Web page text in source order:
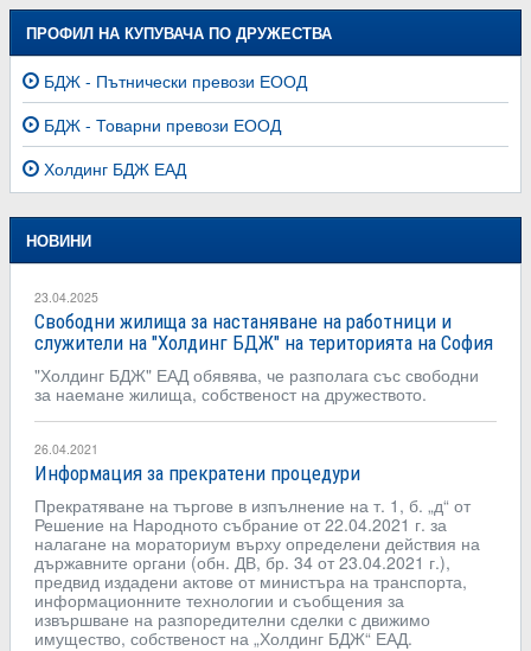
ПРОФИЛ НА КУПУВАЧА ПО ДРУЖЕСТВА
БДЖ - Пътнически превози ЕООД
БДЖ - Товарни превози ЕООД
Холдинг БДЖ ЕАД
НОВИНИ
23.04.2025
Свободни жилища за настаняване на работници и
служители на "Холдинг БДЖ" на територията на София
"Холдинг БДЖ" ЕАД обявява, че разполага със свободни
за наемане жилища, собственост на дружеството.
26.04.2021
Информация за прекратени процедури
Прекратяване на търгове в изпълнение на т. 1, б. „д“ от
Решение на Народното събрание от 22.04.2021 г. за
налагане на мораториум върху определени действия на
държавните органи (обн. ДВ, бр. 34 от 23.04.2021 г.),
предвид издадени актове от министъра на транспорта,
информационните технологии и съобщения за
извършване на разпоредителни сделки с движимо
имущество, собственост на „Холдинг БДЖ“ ЕАД.